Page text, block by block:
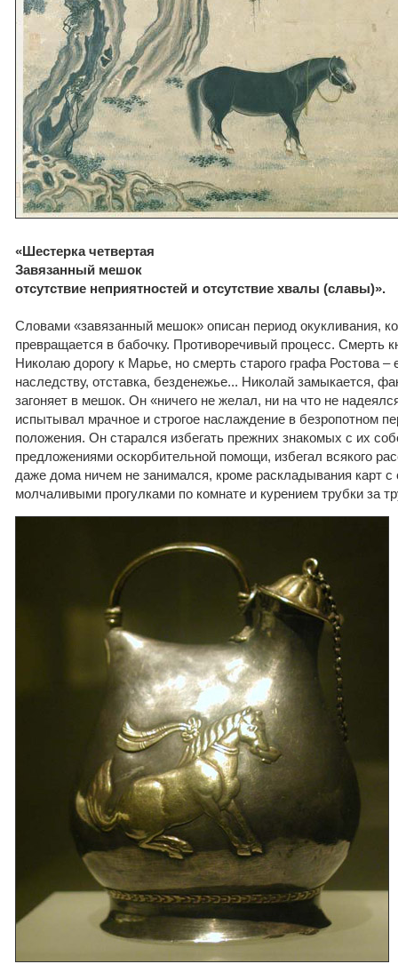
«Шестерка четвертая
Завязанный мешок
отсутствие неприятностей и отсутствие хвалы (славы)».
Словами «завязанный мешок» описан период окукливания,
превращается в бабочку. Противоречивый процесс. Смерть
Николаю дорогу к Марье, но смерть старого графа Ростова –
наследству, отставка, безденежье... Николай замыкается,
загоняет в мешок. Он «ничего не желал, ни на что не
испытывал мрачное и строгое наслаждение в безропотном
положения. Он старался избегать прежних знакомых с их
предложениями оскорбительной помощи, избегал всякого
даже дома ничем не занимался, кроме раскладывания карт с
молчаливыми прогулками по комнате и курением трубки за